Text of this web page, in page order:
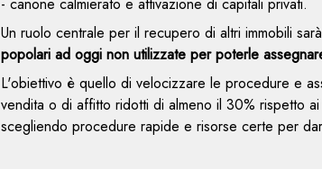
Un ruolo centrale per il recupero di altri immobili
popolari ad oggi non utilizzate per poterle
L'obiettivo è quello di velocizzare le procedure e
vendita o di affitto ridotti di almeno il 30% rispetto
scegliendo procedure rapide e risorse certe per